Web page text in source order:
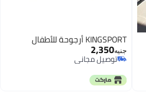
KINGSPORT أرجوحة للأطفال
جنيه2,350
توصيل مجاني
توصيل مجاني